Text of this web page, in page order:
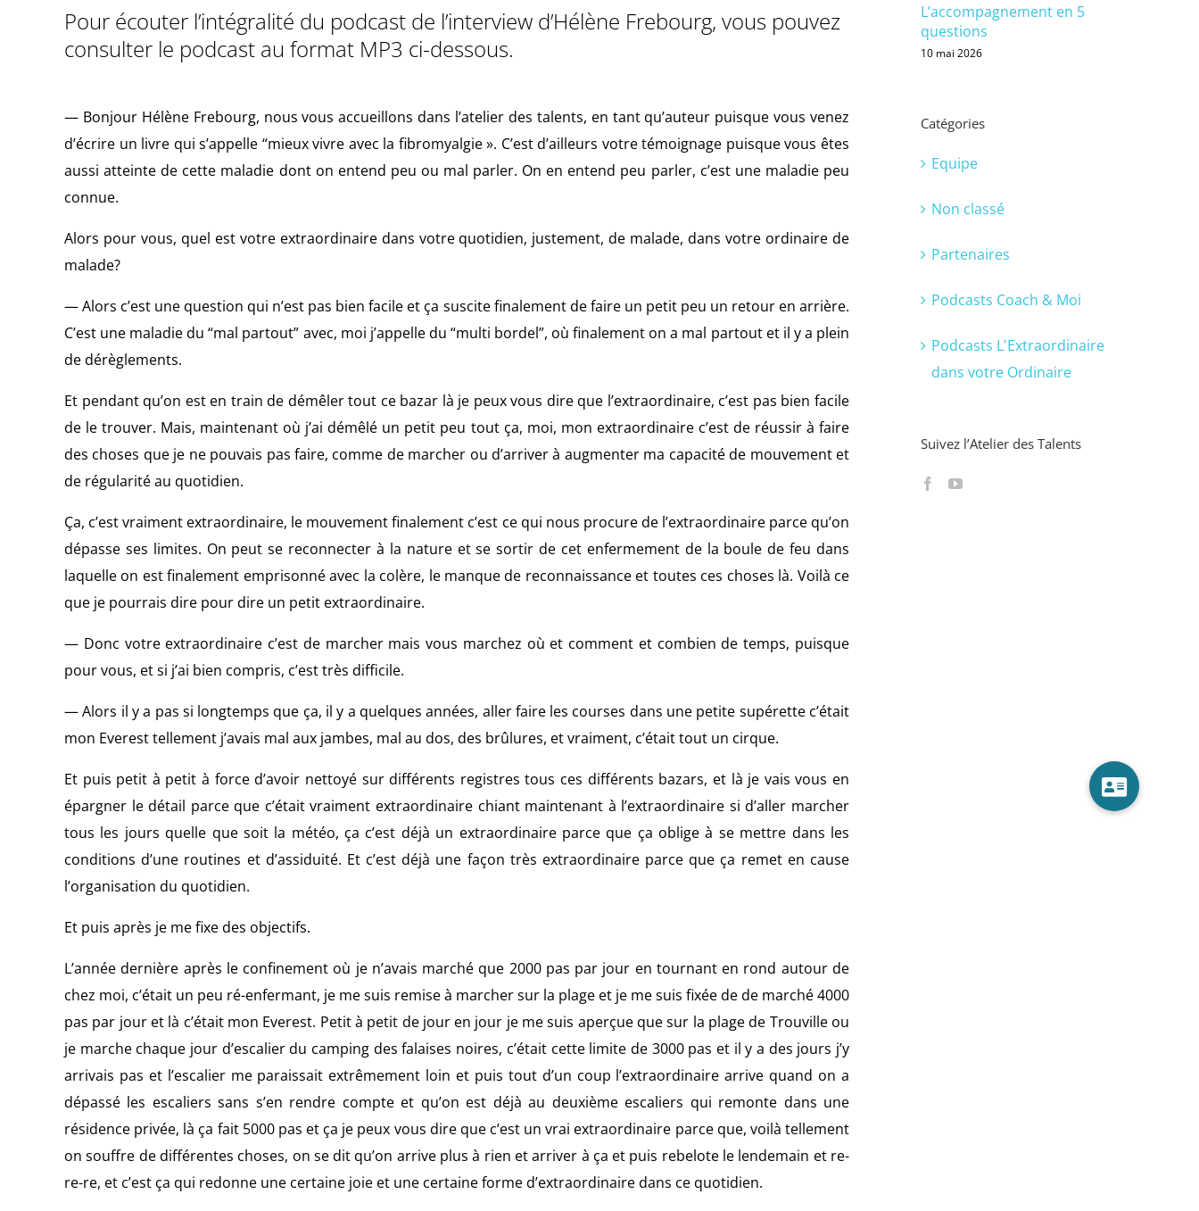
Pour écouter l’intégralité du podcast de l’interview d’Hélène Frebourg, vous pouvez
consulter le podcast au format MP3 ci-dessous.
— Bonjour Hélène Frebourg, nous vous accueillons dans l’atelier des talents, en tant qu’auteur puisque vous venez
d’écrire un livre qui s’appelle “mieux vivre avec la fibromyalgie ». C’est d’ailleurs votre témoignage puisque vous êtes
aussi atteinte de cette maladie dont on entend peu ou mal parler. On en entend peu parler, c’est une maladie peu
connue.
Alors pour vous, quel est votre extraordinaire dans votre quotidien, justement, de malade, dans votre ordinaire de
malade?
— Alors c’est une question qui n’est pas bien facile et ça suscite finalement de faire un petit peu un retour en arrière.
C’est une maladie du “mal partout” avec, moi j’appelle du “multi bordel”, où finalement on a mal partout et il y a plein
de dérèglements.
Et pendant qu’on est en train de démêler tout ce bazar là je peux vous dire que l’extraordinaire, c’est pas bien facile
de le trouver. Mais, maintenant où j’ai démêlé un petit peu tout ça, moi, mon extraordinaire c’est de réussir à faire
des choses que je ne pouvais pas faire, comme de marcher ou d’arriver à augmenter ma capacité de mouvement et
de régularité au quotidien.
Ça, c’est vraiment extraordinaire, le mouvement finalement c’est ce qui nous procure de l’extraordinaire parce qu’on
dépasse ses limites. On peut se reconnecter à la nature et se sortir de cet enfermement de la boule de feu dans
laquelle on est finalement emprisonné avec la colère, le manque de reconnaissance et toutes ces choses là. Voilà ce
que je pourrais dire pour dire un petit extraordinaire.
— Donc votre extraordinaire c’est de marcher mais vous marchez où et comment et combien de temps, puisque
pour vous, et si j’ai bien compris, c’est très difficile.
— Alors il y a pas si longtemps que ça, il y a quelques années, aller faire les courses dans une petite supérette c’était
mon Everest tellement j’avais mal aux jambes, mal au dos, des brûlures, et vraiment, c’était tout un cirque.
Et puis petit à petit à force d’avoir nettoyé sur différents registres tous ces différents bazars, et là je vais vous en
épargner le détail parce que c’était vraiment extraordinaire chiant maintenant à l’extraordinaire si d’aller marcher
tous les jours quelle que soit la météo, ça c’est déjà un extraordinaire parce que ça oblige à se mettre dans les
conditions d’une routines et d’assiduité. Et c’est déjà une façon très extraordinaire parce que ça remet en cause
l’organisation du quotidien.
Et puis après je me fixe des objectifs.
L’année dernière après le confinement où je n’avais marché que 2000 pas par jour en tournant en rond autour de
chez moi, c’était un peu ré-enfermant, je me suis remise à marcher sur la plage et je me suis fixée de de marché 4000
pas par jour et là c’était mon Everest. Petit à petit de jour en jour je me suis aperçue que sur la plage de Trouville ou
je marche chaque jour d’escalier du camping des falaises noires, c’était cette limite de 3000 pas et il y a des jours j’y
arrivais pas et l’escalier me paraissait extrêmement loin et puis tout d’un coup l’extraordinaire arrive quand on a
dépassé les escaliers sans s’en rendre compte et qu’on est déjà au deuxième escaliers qui remonte dans une
résidence privée, là ça fait 5000 pas et ça je peux vous dire que c’est un vrai extraordinaire parce que, voilà tellement
on souffre de différentes choses, on se dit qu’on arrive plus à rien et arriver à ça et puis rebelote le lendemain et re-
re-re, et c’est ça qui redonne une certaine joie et une certaine forme d’extraordinaire dans ce quotidien.
L’accompagnement en 5
questions
10 mai 2026
Catégories
Equipe
Non classé
Partenaires
Podcasts Coach & Moi
Podcasts L'Extraordinaire
dans votre Ordinaire
Suivez l’Atelier des Talents